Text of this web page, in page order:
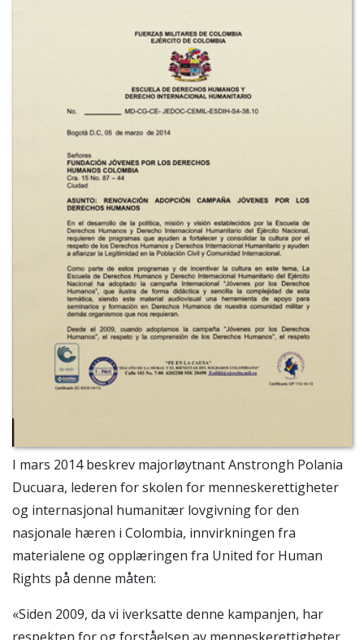
I mars 2014 beskrev majorløytnant Anstrongh Polania
Ducuara, lederen for skolen for menneskerettigheter
og internasjonal humanitær lovgivning for den
nasjonale hæren i Colombia, innvirkningen fra
materialene og opplæringen fra United for Human
Rights på denne måten:
«Siden 2009, da vi iverksatte denne kampanjen, har